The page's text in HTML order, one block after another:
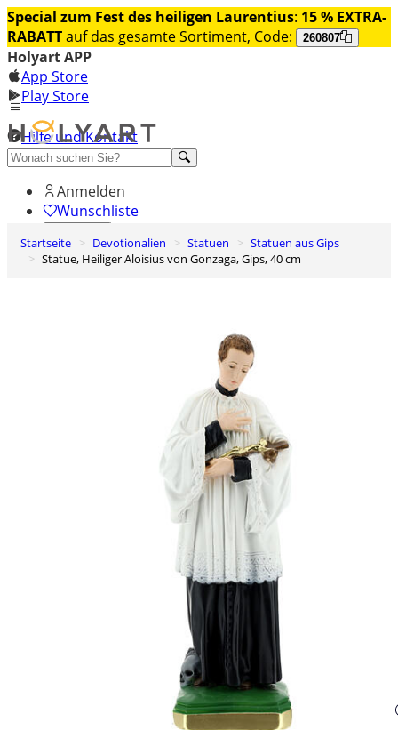
Special zum Fest des heiligen Laurentius: 15 % EXTRA-
RABATTauf das gesamte Sortiment, Code: 260807
Holyart APP
App Store
Play Store
Hilfe und Kontakt
Entdecken Sie Premium
Anmelden
Wunschliste
0
Warenkorb
Startseite Devotionalien Statuen
Statuen aus Gips
Statue, Heiliger Aloisius von Gonzaga, Gips, 40 cm